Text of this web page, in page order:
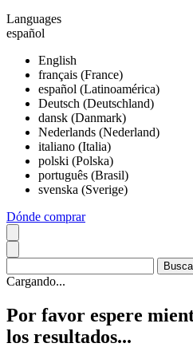
Languages
español
English
français (France)
español (Latinoamérica)
Deutsch (Deutschland)
dansk (Danmark)
Nederlands (Nederland)
italiano (Italia)
polski (Polska)
português (Brasil)
svenska (Sverige)
Dónde comprar
Cargando...
Por favor espere
los resultados...